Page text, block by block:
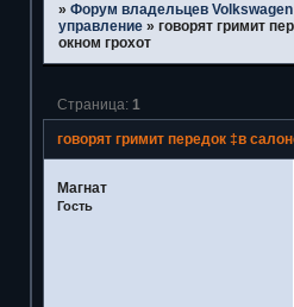
» Форум владельцев
управление » говорят гримит
окном грохот
говорят гримит передок ‡в
Страница: 1
Магнат
Гость